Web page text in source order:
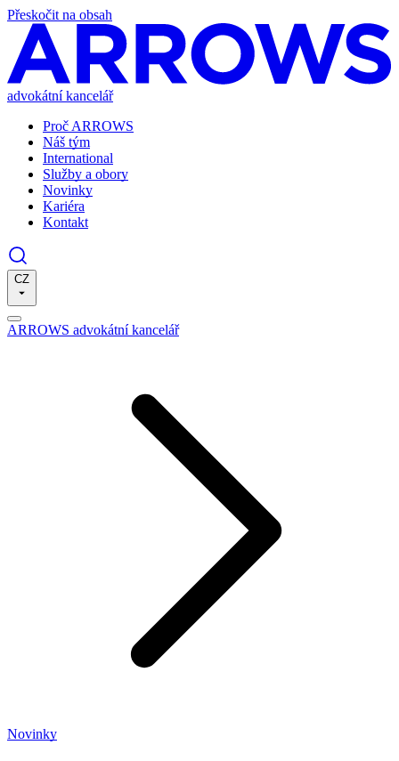
Přeskočit na obsah
advokátní kancelář
Proč ARROWS
Náš tým
International
Služby a obory
Novinky
Kariéra
Kontakt
CZ
ARROWS advokátní kancelář
Novinky